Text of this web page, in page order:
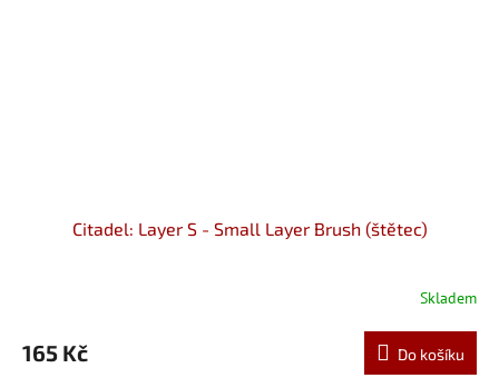
Citadel: Layer S - Small Layer Brush (štětec)
Skladem
165 Kč Do košíku